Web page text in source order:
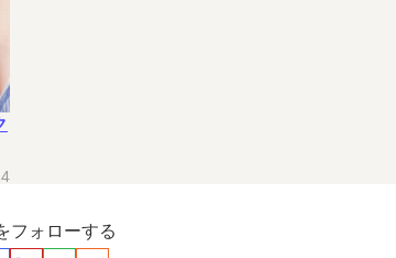
フォローする